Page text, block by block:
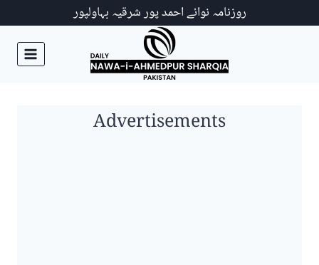
روزنامہ نوائے احمد پور شرقیہ بہاولپور
Advertisements